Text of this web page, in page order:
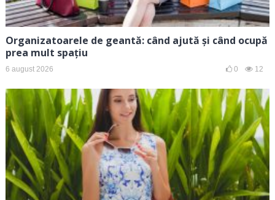
Organizatoarele de geantă: când ajută și când ocupă
prea mult spațiu
6 august 2026 0 12